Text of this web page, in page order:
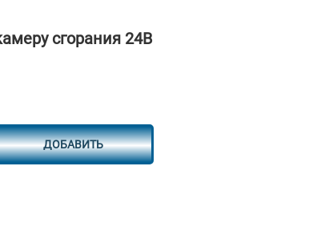
сгорания 24B
ДОБАВИТЬ